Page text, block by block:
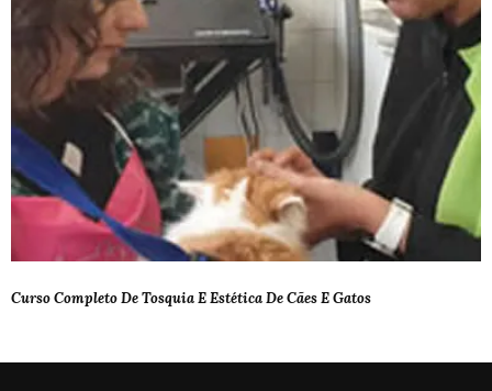
Curso Completo De Tosquia E Estética De Cães E Gatos